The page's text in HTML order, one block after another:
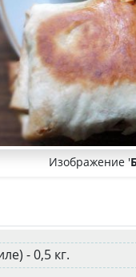
Изображение '
- 0,5 кг.